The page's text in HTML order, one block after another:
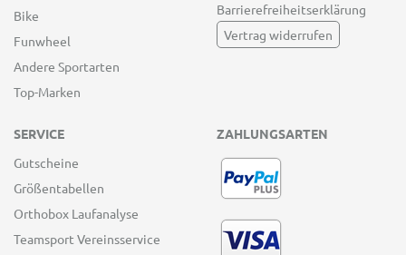
Bike
Funwheel
Andere Sportarten
Top-Marken
Barrierefreiheitserklärung
Vertrag widerrufen
SERVICE
Gutscheine
Größentabellen
Orthobox Laufanalyse
Teamsport Vereinsservice
ZAHLUNGSARTEN